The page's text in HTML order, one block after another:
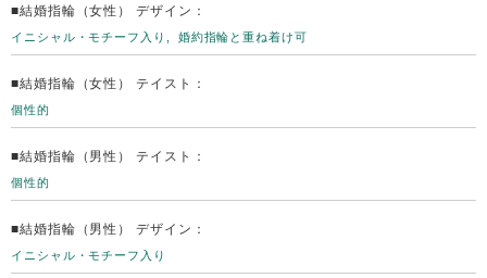
■結婚指輪（女性） デザイン：
イニシャル・モチーフ入り 婚約指輪と重ね着け可
■結婚指輪（女性） テイスト：
個性的
■結婚指輪（男性） テイスト：
個性的
■結婚指輪（男性） デザイン：
イニシャル・モチーフ入り